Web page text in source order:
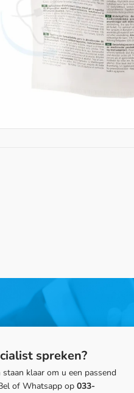
spreken?
staan klaar om u een passend
of Whatsapp op 033-